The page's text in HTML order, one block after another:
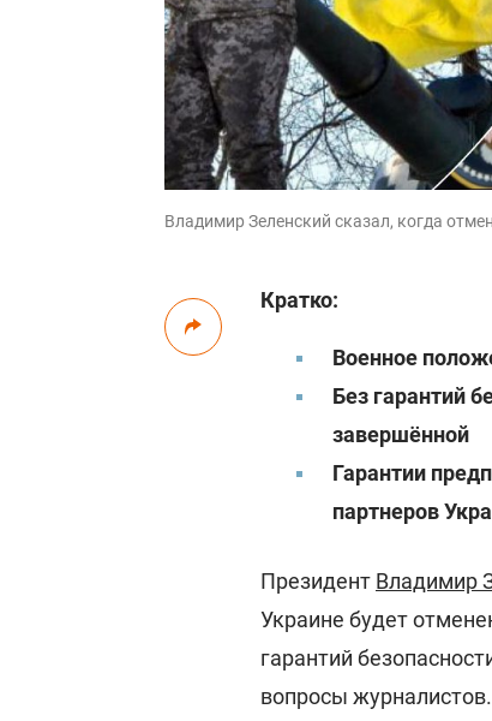
Владимир Зеленский сказал, когда
Кратко:
Военное
Без гарантий
завершённой
Гарантии
партнеров
Президент Владимир
Украине будет
гарантий
вопросы журналистов.